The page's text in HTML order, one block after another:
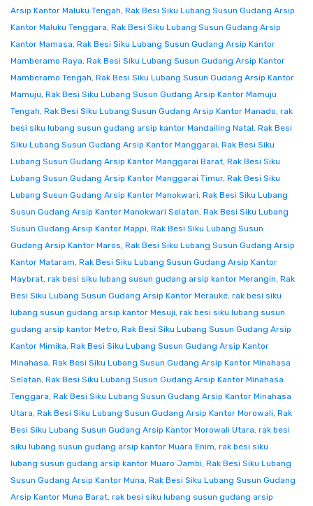
Arsip Kantor Maluku Tengah, Rak Besi Siku Lubang Susun Gudang Arsip
Kantor Maluku Tenggara, Rak Besi Siku Lubang Susun Gudang Arsip
Kantor Mamasa, Rak Besi Siku Lubang Susun Gudang Arsip Kantor
Mamberamo Raya, Rak Besi Siku Lubang Susun Gudang Arsip Kantor
Mamberamo Tengah, Rak Besi Siku Lubang Susun Gudang Arsip Kantor
Mamuju, Rak Besi Siku Lubang Susun Gudang Arsip Kantor Mamuju
Tengah, Rak Besi Siku Lubang Susun Gudang Arsip Kantor Manado, rak
besi siku lubang susun gudang arsip kantor Mandailing Natal, Rak Besi
Siku Lubang Susun Gudang Arsip Kantor Manggarai, Rak Besi Siku
Lubang Susun Gudang Arsip Kantor Manggarai Barat, Rak Besi Siku
Lubang Susun Gudang Arsip Kantor Manggarai Timur, Rak Besi Siku
Lubang Susun Gudang Arsip Kantor Manokwari, Rak Besi Siku Lubang
Susun Gudang Arsip Kantor Manokwari Selatan, Rak Besi Siku Lubang
Susun Gudang Arsip Kantor Mappi, Rak Besi Siku Lubang Susun
Gudang Arsip Kantor Maros, Rak Besi Siku Lubang Susun Gudang Arsip
Kantor Mataram, Rak Besi Siku Lubang Susun Gudang Arsip Kantor
Maybrat, rak besi siku lubang susun gudang arsip kantor Merangin, Rak
Besi Siku Lubang Susun Gudang Arsip Kantor Merauke, rak besi siku
lubang susun gudang arsip kantor Mesuji, rak besi siku lubang susun
gudang arsip kantor Metro, Rak Besi Siku Lubang Susun Gudang Arsip
Kantor Mimika, Rak Besi Siku Lubang Susun Gudang Arsip Kantor
Minahasa, Rak Besi Siku Lubang Susun Gudang Arsip Kantor Minahasa
Selatan, Rak Besi Siku Lubang Susun Gudang Arsip Kantor Minahasa
Tenggara, Rak Besi Siku Lubang Susun Gudang Arsip Kantor Minahasa
Utara, Rak Besi Siku Lubang Susun Gudang Arsip Kantor Morowali, Rak
Besi Siku Lubang Susun Gudang Arsip Kantor Morowali Utara, rak besi
siku lubang susun gudang arsip kantor Muara Enim, rak besi siku
lubang susun gudang arsip kantor Muaro Jambi, Rak Besi Siku Lubang
Susun Gudang Arsip Kantor Muna, Rak Besi Siku Lubang Susun Gudang
Arsip Kantor Muna Barat, rak besi siku lubang susun gudang arsip